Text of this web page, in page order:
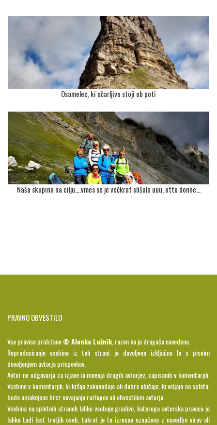
Osamelec, ki očarljivo stoji ob poti
Naša skupina na cilju....vmes se je večkrat slišalo uuu, otto donne...
PRAVNO OBVESTILO
Vse pravice pridržane© Alenka Lužnik, razen ko je drugače navedeno.
Reproduciranje vsebine iz teh strani je dovoljeno izključno le s pisnim
dovoljenjem avtorja prispevkov.
Avtor ne odgovarja za izjave in mnenja drugih avtorjev, zapisanih v komentarjih.
Vsebine v komentarjih, ki kršijo zakonodajo ali dobre običaje, ki veljajo na spletu,
bodo umaknjene brez navajanja razlogov ali obvestilom avtorja.
Vsebina na spletnih straneh lahko vsebuje gradivo, katerega avtorska pravica je
lahko tudi last tretjih oseb, takrat je to izrecno označeno z navedbo virov ali